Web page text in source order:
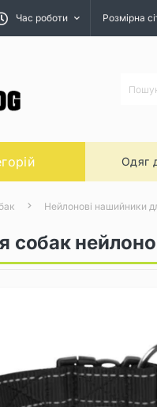
Час роботи Розмірна
Одяг
Нейлонові нашийники
собак